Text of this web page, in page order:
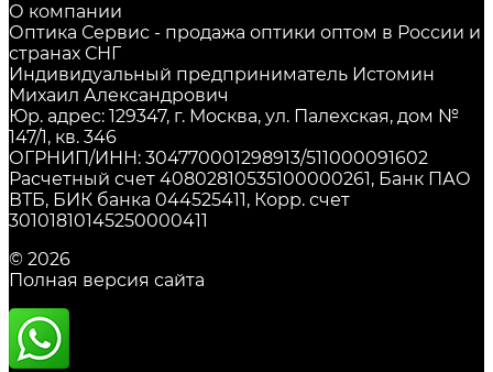
О компании
Оптика Сервис - продажа оптики оптом в России и
странах СНГ
Индивидуальный предприниматель Истомин
Михаил Александрович
Юр. адрес: 129347, г. Москва, ул. Палехская, дом №
147/1, кв. 346
ОГРНИП/ИНН: 304770001298913/511000091602
Расчетный счет 40802810535100000261, Банк ПАО
ВТБ, БИК банка 044525411, Корр. счет
30101810145250000411
© 2026
Полная версия сайта